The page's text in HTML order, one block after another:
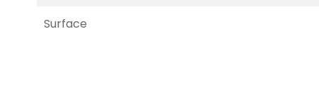
Surface